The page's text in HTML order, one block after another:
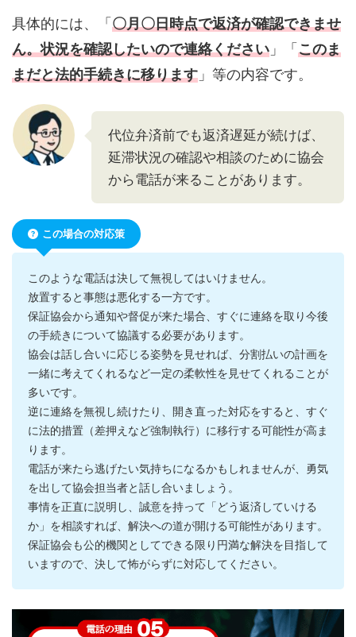
具体的には、「 〇月〇日時点で返済が確認できませ
ん。状況を確認したいので連絡ください 」「 このま
まだと法的手続きに移ります 」等の内容です。
代位弁済前でも返済遅延が続けば、
延滞状況の確認や相談のために協会
から電話が来ることがあります。
この場合の対応策
このような電話は決して無視してはいけません。
放置すると事態は悪化する一方です。
保証協会から通知や督促が来た場合、すぐに連絡を取り今後
の手続きについて協議する必要があります。
協会は話し合いに応じる姿勢を見せれば、分割払いの計画を
一緒に考えてくれるなど一定の柔軟性を見せてくれることが
多いです。
逆に連絡を無視し続けたり、開き直った対応をすると、すぐ
に法的措置（差押えなど強制執行）に移行する可能性が高ま
ります。
電話が来たら逃げたい気持ちになるかもしれませんが、勇気
を出して協会担当者と話し合いましょう。
事情を正直に説明し、誠意を持って「どう返済していける
か」を相談すれば、解決への道が開ける可能性があります。
保証協会も公的機関としてできる限り円満な解決を目指して
いますので、決して怖がらずに対応してください。